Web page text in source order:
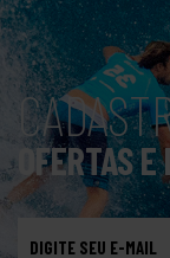
OFERTAS